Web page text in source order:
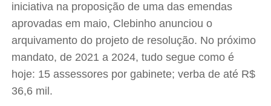
iniciativa na proposição de uma das emendas
aprovadas em maio, Clebinho anunciou o
arquivamento do projeto de resolução. No próximo
mandato, de 2021 a 2024, tudo segue como é
hoje: 15 assessores por gabinete; verba de até R$
36,6 mil.